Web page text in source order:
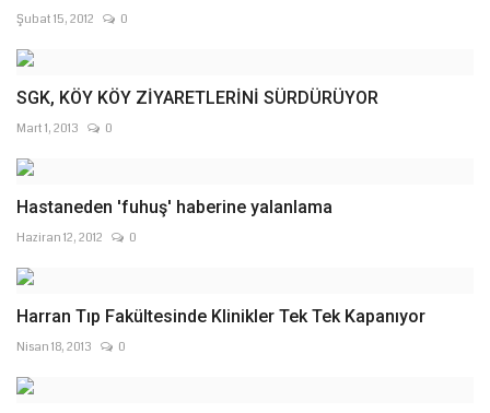
Şubat 15, 2012 0
SGK, KÖY KÖY ZİYARETLERİNİ SÜRDÜRÜYOR
Mart 1, 2013 0
Hastaneden 'fuhuş' haberine yalanlama
Haziran 12, 2012 0
Harran Tıp Fakültesinde Klinikler Tek Tek Kapanıyor
Nisan 18, 2013 0